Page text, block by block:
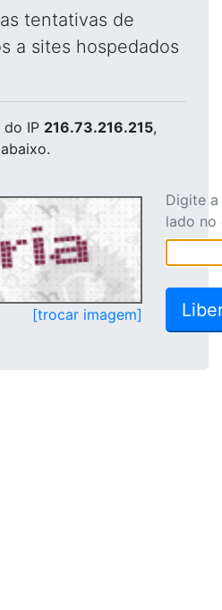
tentativas de
a sites hospedados
do IP 216.73.216.215,
[trocar imagem]
Digite
lado no